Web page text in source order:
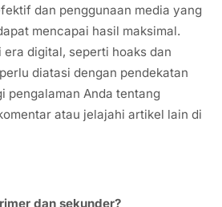
dan penggunaan media yang
mencapai hasil maksimal.
era digital, seperti hoaks dan
diatasi dengan pendekatan
pengalaman Anda tentang
atau jelajahi artikel lain di
dan sekunder?